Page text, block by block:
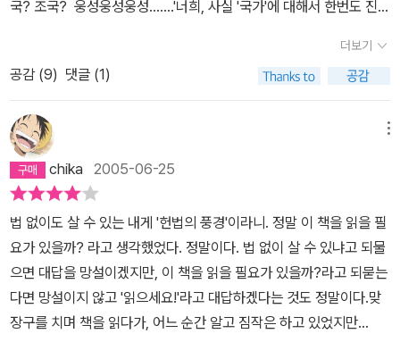
하늘 볼 수 있는 사람은 외경(畏敬)을 알리라. 아침 저녁 네 머리 위
쇠 항아릴 찢고 티 없이 맑은 구원(久遠)의 하늘 마실 수 있는 사람은
연민(憐憫)을 알리라 차마 삼가서 발걸음도 조심 마음 조아리며. 서
았다 하는가, 누가 구름 한 자락 없이 맑은 하늘을 보았다 하는가.
알고 너희들보다 똑똑하니까 ... 이들이 판사가 되고 검사가 된다. 공
한 이해도 공부만(?)하신 판사님들이 법(?)에 입각해서 재판을 한다.
도대체 법전만 파고 다닌 사람들이 세상을 이해할 수 있단 말인가. 대
한민국 최고 권력기관인 검찰은 어떤가? 한 체제의 정당성 여부에 대
한 고민은 합격하고 나서 하자고 작정한분들이.... 합격하고 나면 생각
이나 해보시는지. (물론 법조계에도 훌륭한 분들이 많이 있다.특권을
포기하고 자신의 성공보다는 양심과 소신에 따라 행동해온 지사형 법
조인들께 박수를 보낸다.) 어쨋거나 20-30대에 가장 힘이 센 사람들
은 역시 검사들이다.검사들 앞에가면 높은 사람들도 다들 주눅든다는
데 일반인들이야 오죽하겠는가? 큰 소리 한번만 치고 으르렁거리면
꼬리내리며 정신 놓아버리기 십상이다. 그럼에도 법조인들은 법의 객
관성만을 내세워 자신들은 객관적인 법정신 아래서 일한다고 말한다.
하여간 아전인수격으로사용되는 '객관성,중립성,불편부당' 이런 단어
결코 편견이 아니었음을 확인하게 되었고, 그럴 수 밖에 없는 구조를
이해하게 되었다. 우리 사회 곳곳이 문제가 많지만, 법에 관련된 일을
하는 사람들의 문제가 가장 심각하다는 생각도 하게 되었다. 김두식
인드(legal mind)의 허구성, 대화와 토론의 필요성, 실체적 진실이라
는 신기루 등을 읽고 있으면 시민으로서 나의 무지가 부끄럽기도 하
지만, 오랫동안 통제된 사회에서 살아온 어쩔 수 없는 태생적 한계도
토로할 수 밖에 없다. 국가라는 괴물이 저질러온 통제의 폐해는 '내 귀
에 도청장치가 되어있을지도 모른다'는 섬짓한 예측마저 하게 한다.
무엇보다 화가 났던 것은 김두식이 풀어 헤친 법률가들의 세계였다.
그들의 특권의식을 읽고 있자니 참으로 분노와 개탄을 금할 수 없었
다. 법률가들이 겸손하게 특권의식의 왕좌에서 내려오지 않는한 우리
사회는 정의의 희망을 가질 수 없을 것이다. 정의를 실현해야 할 법률
국? 조국? 웅성웅성웅성.......'너희, 사실 '국가'에 대해서 한번도 진지
국 국민'이라는 것에 대해서 자랑스러워 했을거고, 안 그러니?''맞아
요~''자, 그렇다면 오히려 잘 됐구나. 지금부터 진지하게 한 번 생각해
보자. 국가는 뭘까? 너무 어렵게 생각하지 말고 그냥 머리속에 떠오
르는데로 말이야. 이런게 바로 브레인스토밍 기법이지(교사의 잘난
척~)''공동체예요~' '법을 만들어요~' '법 안 지키면 벌 줘요~''다 맞
는 말이구나. 그런데 얘들아, 어떤 집단이든 그 집단의 질서를 유지하
기 위해서는 지켜야 할 규칙이 있고 다른 집단도 그 집단의 규칙을 지
키지 않으면 어떤 방식으로든 제재를 받기 마련인데 어떻게 국가랑
구별할 수 있을까?'이런 대화를 통해 이르게 된 결론은 '국가란 일정
한 영역 안에서 물리적 강제력을 합법적으로 정당하게 행사할 수 있
는 공동체 혹은 집단 ' 이라는 것이다.새학기 첫시간부터 배우게 된 국
가에 대한 정의는 꽤 기억에 오래 남나보다. 조금 시간이 지난 다음에
더보기
공감 (9) 댓글 (1)
chika 2005-06-25
법 없이도 살 수 있는 내게 '헌법의 풍경'이라니. 정말 이 책을 읽을 필
요가 있을까? 라고 생각했었다. 정말이다. 법 없이 살 수 있냐고 되물
으면 대답을 망설이겠지만, 이 책을 읽을 필요가 있을까?라고 되묻는
다면 망설이지 않고 '읽으세요!'라고 대답하겠다는 것도 정말이다.맞
장구를 치며 책을 읽다가, 어느 순간 알고 짐작은 하고 있었지만